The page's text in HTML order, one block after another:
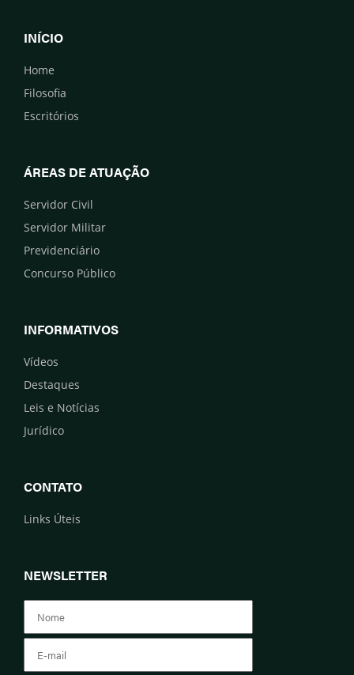
INÍCIO
Home
Filosofia
Escritórios
ÁREAS DE ATUAÇÃO
Servidor Civil
Servidor Militar
Previdenciário
Concurso Público
INFORMATIVOS
Vídeos
Destaques
Leis e Notícias
Jurídico
CONTATO
Links Úteis
NEWSLETTER